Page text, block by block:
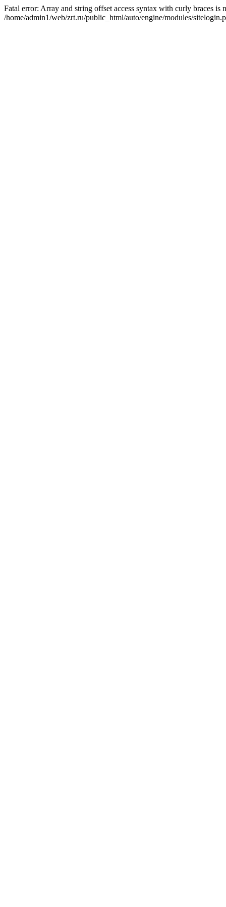
Fatal error: Array and string offset access syntax with curly braces is
/home/admin1/web/zrt.ru/public_html/auto/engine/modules/